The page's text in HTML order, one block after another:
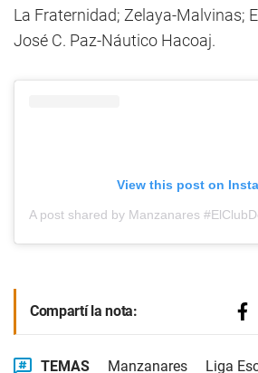
La Fraternidad; Zelaya-Malvinas;
José C. Paz-Náutico Hacoaj.
View this post on
Compartí la nota:
TEMAS Manzanares Liga